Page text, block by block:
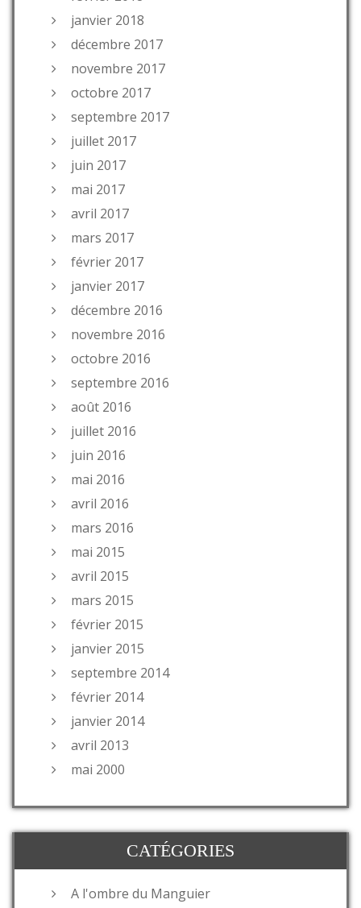
janvier 2018
décembre 2017
novembre 2017
octobre 2017
septembre 2017
juillet 2017
juin 2017
mai 2017
avril 2017
mars 2017
février 2017
janvier 2017
décembre 2016
novembre 2016
octobre 2016
septembre 2016
août 2016
juillet 2016
juin 2016
mai 2016
avril 2016
mars 2016
mai 2015
avril 2015
mars 2015
février 2015
janvier 2015
septembre 2014
février 2014
janvier 2014
avril 2013
mai 2000
CATÉGORIES
A l'ombre du Manguier